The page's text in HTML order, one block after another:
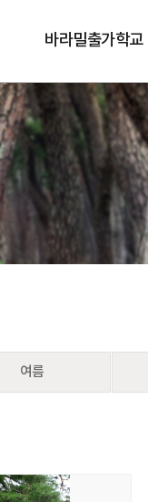
바라밀출가학교
여름